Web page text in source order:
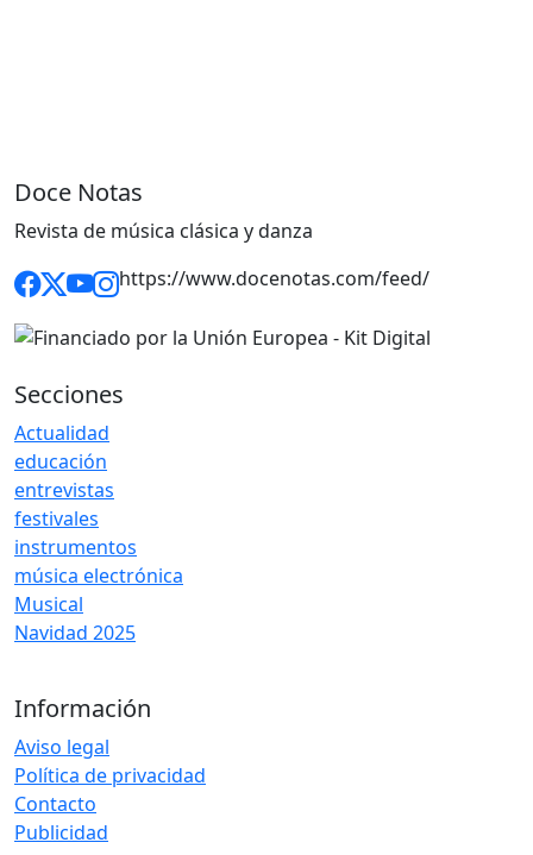
Doce Notas
Revista de música clásica y danza
https://www.docenotas.com/feed/
Secciones
Actualidad
educación
entrevistas
festivales
instrumentos
música electrónica
Musical
Navidad 2025
Información
Aviso legal
Política de privacidad
Contacto
Publicidad